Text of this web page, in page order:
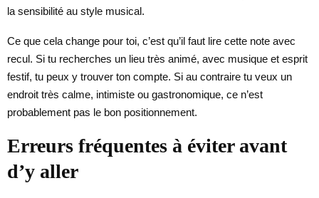
la sensibilité au style musical.
Ce que cela change pour toi, c’est qu’il faut lire cette note avec
recul. Si tu recherches un lieu très animé, avec musique et esprit
festif, tu peux y trouver ton compte. Si au contraire tu veux un
endroit très calme, intimiste ou gastronomique, ce n’est
probablement pas le bon positionnement.
Erreurs fréquentes à éviter avant
d’y aller